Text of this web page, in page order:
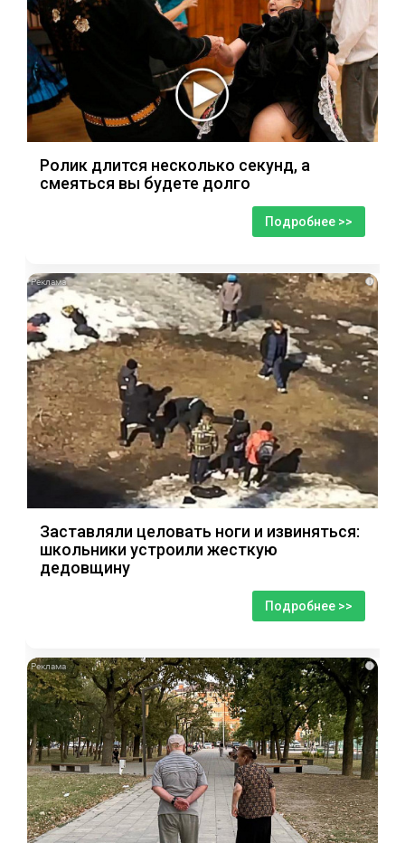
Ролик длится несколько секунд, а
смеяться вы будете долго
Подробнее >>
i
Заставляли целовать ноги и извиняться:
школьники устроили жесткую
дедовщину
Подробнее >>
i